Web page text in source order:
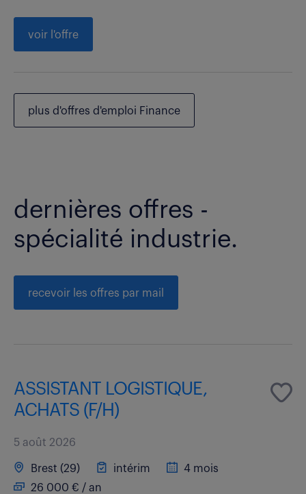
voir l'offre
plus d'offres d'emploi Finance
dernières offres -
spécialité industrie.
recevoir les offres par mail
ASSISTANT LOGISTIQUE,
ACHATS (F/H)
5 août 2026
Brest (29) intérim
4 mois
26 000 € / an